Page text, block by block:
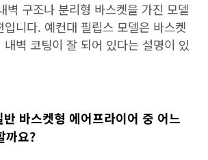
벽 구조나 분리형 바스켓을 가진 모델
니다. 예컨대 필립스 모델은 바스켓
벽 코팅이 잘 되어 있다는 설명이 있
바스켓형 에어프라이어 중 어느
까요?